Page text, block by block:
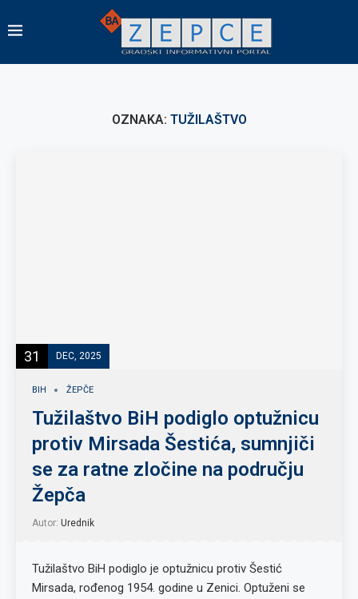
OZNAKA: TUŽILAŠTVO
31 DEC, 2025
BIH ŽEPČE
Tužilaštvo BiH podiglo optužnicu
protiv Mirsada Šestića, sumnjiči
se za ratne zločine na području
Žepča
Autor: Urednik
Tužilaštvo BiH podiglo je optužnicu protiv Šestić
Mirsada, rođenog 1954. godine u Zenici. Optuženi se